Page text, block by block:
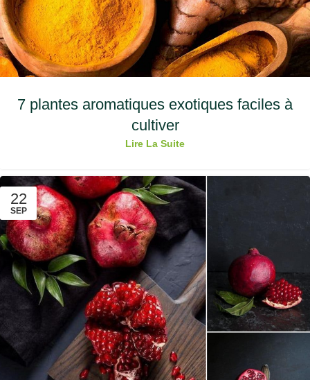
7 plantes aromatiques exotiques faciles à
cultiver
Lire La Suite
22
SEP